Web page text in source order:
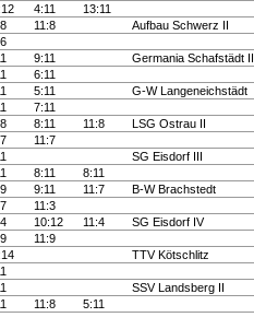
4:11
13:11
11:8 Aufbau Schwerz II
9:11 Germania Schafstädt II
6:11
5:11 G-W Langeneichstädt
7:11
8:11 11:8 LSG Ostrau II
11:7
SG Eisdorf III
8:11
8:11
9:11 11:7 B-W Brachstedt
11:3
10:12 11:4 SG Eisdorf IV
11:9
TTV Kötschlitz
SSV Landsberg II
11:8 5:11